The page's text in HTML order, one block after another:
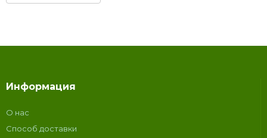
Информация
О нас
Способ доставки